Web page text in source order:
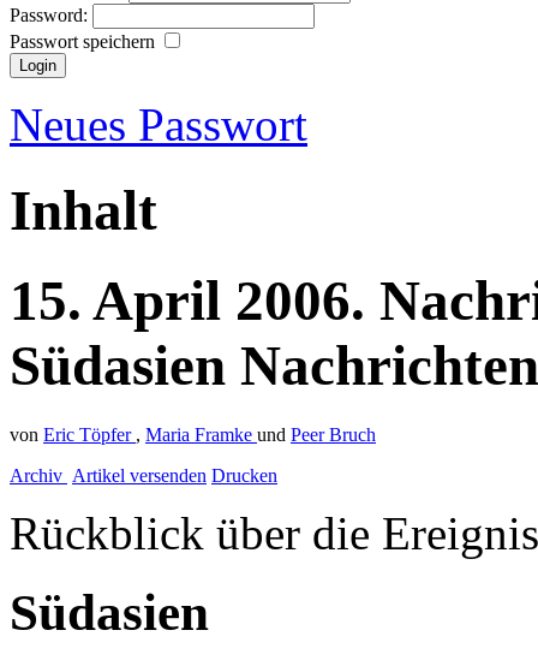
Password:
Passwort speichern
Neues Passwort
Inhalt
15. April 2006.
Südasien
von Eric Töpfer , Maria Framke und Peer Bruch
Archiv Artikel versenden Drucken
Rückblick über die
Südasien